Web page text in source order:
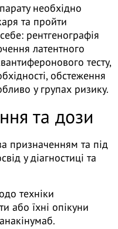
необхідно
та пройти
рентгенографія
латентного
тесту,
обстеження
у групах ризику.
та дози
призначенням та під
у діагностиці та
техніки
або їхні опікуни